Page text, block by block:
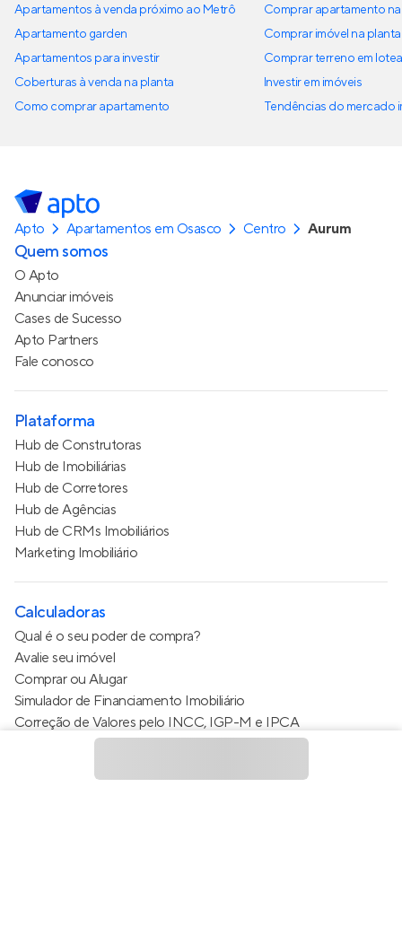
Apartamentos à venda próximo ao Metrô
Apartamento garden
Apartamentos para investir
Coberturas à venda na planta
Como comprar apartamento
Comprar apartamento
Comprar imóvel na planta
Comprar terreno em
Investir em imóveis
Tendências do mercado
Apto Apartamentos em Osasco Centro Aurum
Quem somos
O Apto
Anunciar imóveis
Cases de Sucesso
Apto Partners
Fale conosco
Plataforma
Hub de Construtoras
Hub de Imobiliárias
Hub de Corretores
Hub de Agências
Hub de CRMs Imobiliários
Marketing Imobiliário
Calculadoras
Qual é o seu poder de compra?
Avalie seu imóvel
Comprar ou Alugar
Simulador de Financiamento Imobiliário
Correção de Valores pelo INCC, IGP-M e IPCA
Estimativa de valor do condomínio